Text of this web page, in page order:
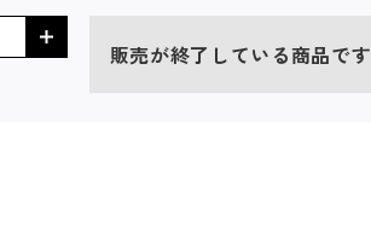
販売が終了している商品です